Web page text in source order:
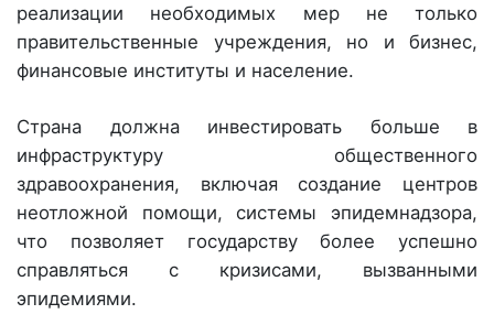
реализации необходимых мер не только
правительственные учреждения, но и бизнес,
финансовые институты и население.
Страна должна инвестировать больше в
инфраструктуру общественного
здравоохранения, включая создание центров
неотложной помощи, системы эпидемнадзора,
что позволяет государству более успешно
справляться с кризисами, вызванными
эпидемиями.